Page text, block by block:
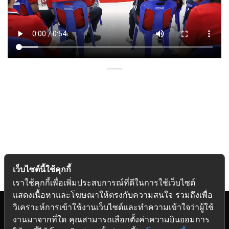
Copyright 2026 © Futuretech Intermarketing Co., Ltd.
เว็บไซต์นี้ใช้คุกกี้
เราใช้คุกกี้เพื่อเพิ่มประสบการณ์ที่ดีในการใช้เว็บไซต์
แสดงเนื้อหาและโฆษณาให้ตรงกับความสนใจ รวมถึงเพื่อ
วิเคราะห์การเข้าใช้งานเว็บไซต์และทำความเข้าใจว่าผู้ใช้
งานมาจากที่ใด คุณสามารถเลือกตั้งค่าความยินยอมการ